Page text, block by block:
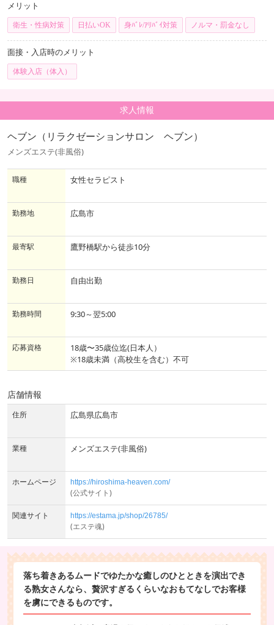
メリット
衛生・性病対策 日払いOK 身ﾊﾞﾚ/ｱﾘﾊﾞｲ対策 ノルマ・罰金なし
面接・入店時のメリット
体験入店（体入）
求人情報
ヘブン（リラクゼーションサロン ヘブン）
メンズエステ(非風俗)
職種 女性セラピスト
勤務地 広島市
最寄駅 鷹野橋駅から徒歩10分
勤務日 自由出勤
勤務時間 9:30～翌5:00
応募資格
18歳〜35歳位迄(日本人）
※18歳未満（高校生を含む）不可
店舗情報
住所 広島県広島市
業種 メンズエステ(非風俗)
ホームページ https://hiroshima-heaven.com/
(公式サイト)
関連サイト https://estama.jp/shop/26785/
(エステ魂)
落ち着きあるムードでゆたかな癒しのひとときを演出でき
る熟女さんなら、贅沢すぎるくらいなおもてなしでお客様
を虜にできるものです。